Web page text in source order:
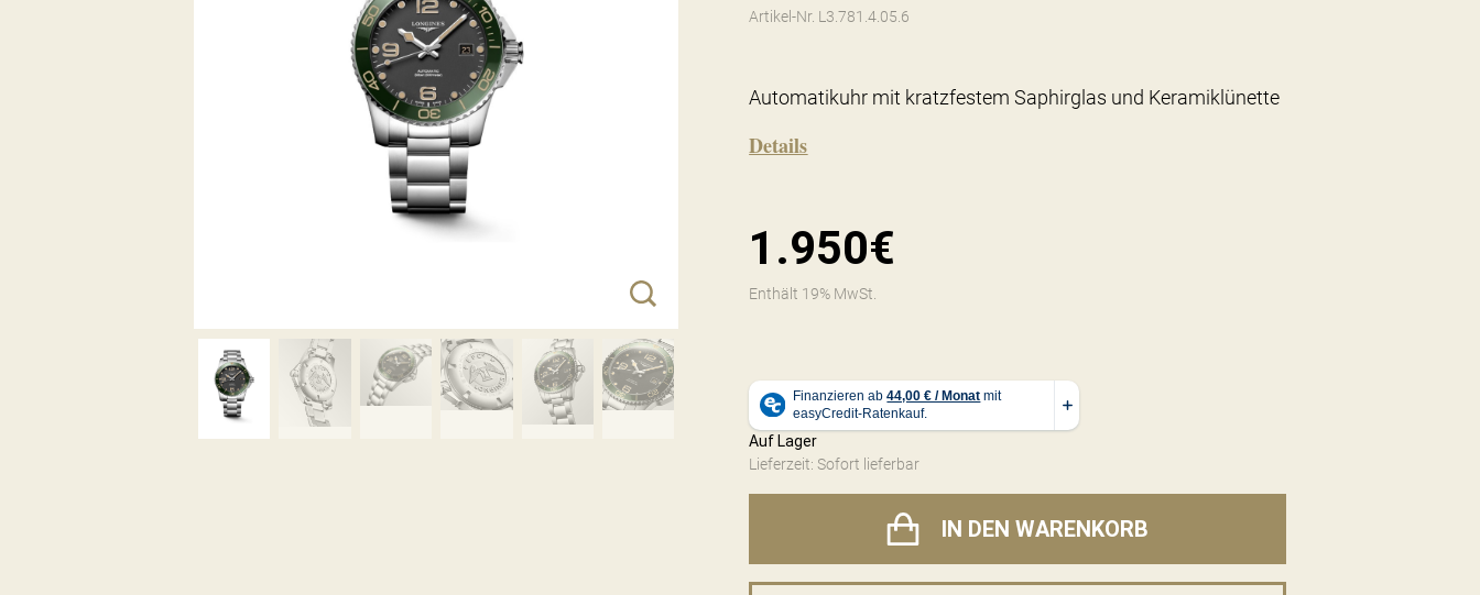
Artikel-Nr. L3.781.4.05.6
Automatikuhr mit kratzfestem Saphirglas und Keramiklünette
Details
1.950€
Enthält 19% MwSt.
Auf Lager
Lieferzeit: Sofort lieferbar
IN DEN WARENKORB